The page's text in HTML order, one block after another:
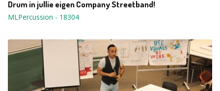
Drum in jullie eigen Company Streetband!
MLPercussion - 18304